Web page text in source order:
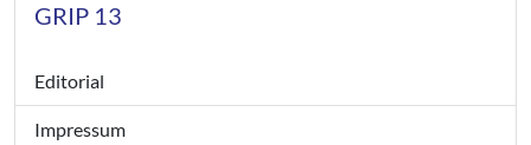
GRIP 13
Editorial
Impressum